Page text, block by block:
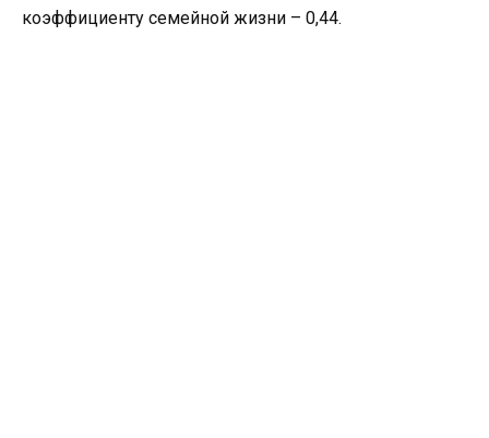
коэффициенту семейной жизни – 0,44.